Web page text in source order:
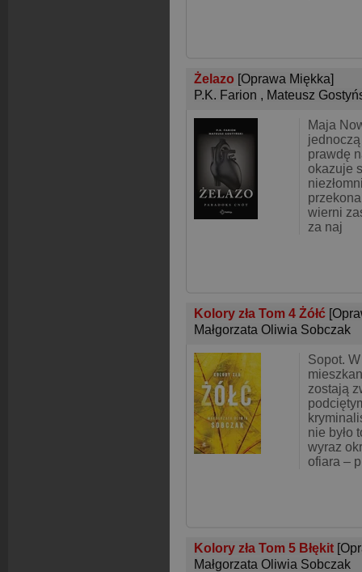
Żelazo [Oprawa Miękka]
P.K. Farion , Mateusz
Maja
jednoczą
prawdę
okazuje
wierni
za naj
Kolory zła Tom 4 Żółć
Małgorzata Oliwia Sobczak
Sopot.
zostają
nie było
wyraz
ofiara – p
Kolory zła Tom 5 Błękit
Małgorzata Oliwia Sobczak